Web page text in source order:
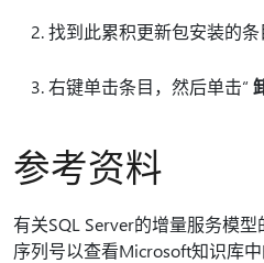
找到此累积更新包安装的条
右键单击条目，然后单击“
参考资料
有关SQL Server的增量服务模
序列号以查看Microsoft知识库中